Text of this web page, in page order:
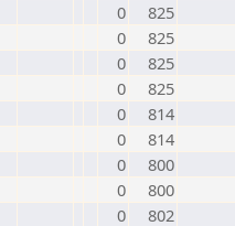
0
825
0
825
0
825
0
825
0
814
0
814
0
800
0
800
0
802